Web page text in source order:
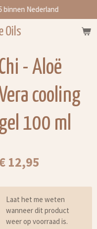
Oils
binnen Nederland
- Aloë
cooling
gel 100 ml
12,95
Laat het me weten
wanneer dit product
weer op voorraad is.